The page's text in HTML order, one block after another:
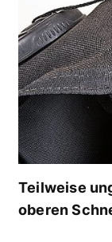
Teilweise
oberen